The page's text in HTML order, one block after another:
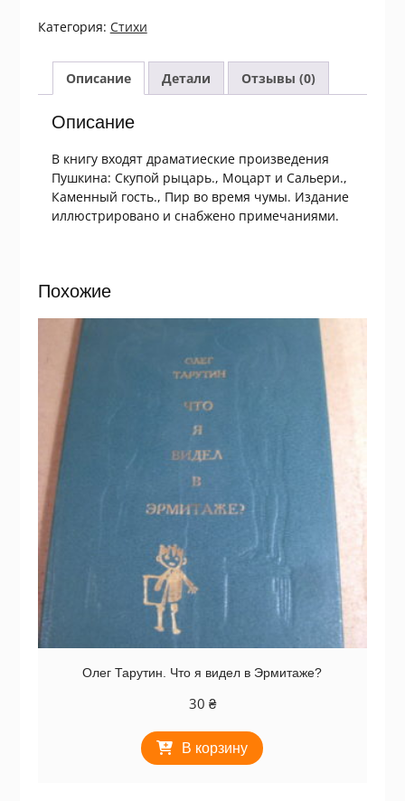
Маленькие
трагедии
ШБ
Категория: Стихи
Описание Детали Отзывы (0)
Описание
В книгу входят драматиеские произведения
Пушкина: Скупой рыцарь., Моцарт и Сальери.,
Каменный гость., Пир во время чумы. Издание
иллюстрировано и снабжено примечаниями.
Похожие
Олег Тарутин. Что я видел в Эрмитаже?
30 ₴
В корзину